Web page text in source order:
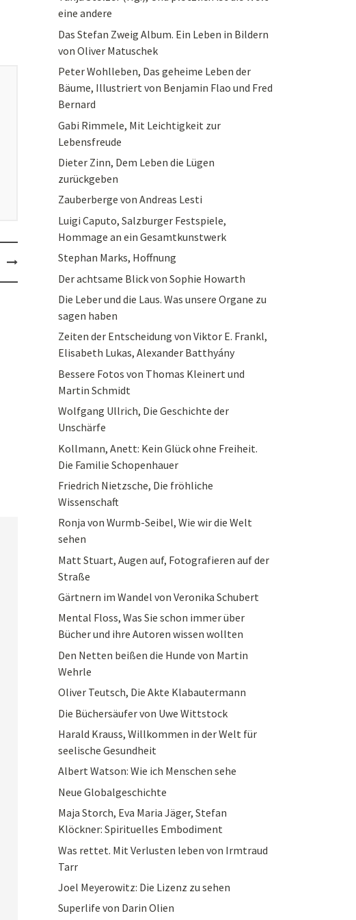
eine andere
Das Stefan Zweig Album. Ein Leben in Bildern
von Oliver Matuschek
Peter Wohlleben, Das geheime Leben der
Bäume, Illustriert von Benjamin Flao und Fred
Bernard
Gabi Rimmele, Mit Leichtigkeit zur
Lebensfreude
Dieter Zinn, Dem Leben die Lügen
zurückgeben
Zauberberge von Andreas Lesti
Luigi Caputo, Salzburger Festspiele,
Hommage an ein Gesamtkunstwerk
Stephan Marks, Hoffnung
Der achtsame Blick von Sophie Howarth
Die Leber und die Laus. Was unsere Organe zu
sagen haben
Zeiten der Entscheidung von Viktor E. Frankl,
Elisabeth Lukas, Alexander Batthyány
Bessere Fotos von Thomas Kleinert und
Martin Schmidt
Wolfgang Ullrich, Die Geschichte der
Unschärfe
Kollmann, Anett: Kein Glück ohne Freiheit.
Die Familie Schopenhauer
Friedrich Nietzsche, Die fröhliche
Wissenschaft
Ronja von Wurmb-Seibel, Wie wir die Welt
sehen
Matt Stuart, Augen auf, Fotografieren auf der
Straße
Gärtnern im Wandel von Veronika Schubert
Mental Floss, Was Sie schon immer über
Bücher und ihre Autoren wissen wollten
Den Netten beißen die Hunde von Martin
Wehrle
Oliver Teutsch, Die Akte Klabautermann
Die Büchersäufer von Uwe Wittstock
Harald Krauss, Willkommen in der Welt für
seelische Gesundheit
Albert Watson: Wie ich Menschen sehe
Neue Globalgeschichte
Maja Storch, Eva Maria Jäger, Stefan
Klöckner: Spirituelles Embodiment
Was rettet. Mit Verlusten leben von Irmtraud
Tarr
Joel Meyerowitz: Die Lizenz zu sehen
Superlife von Darin Olien